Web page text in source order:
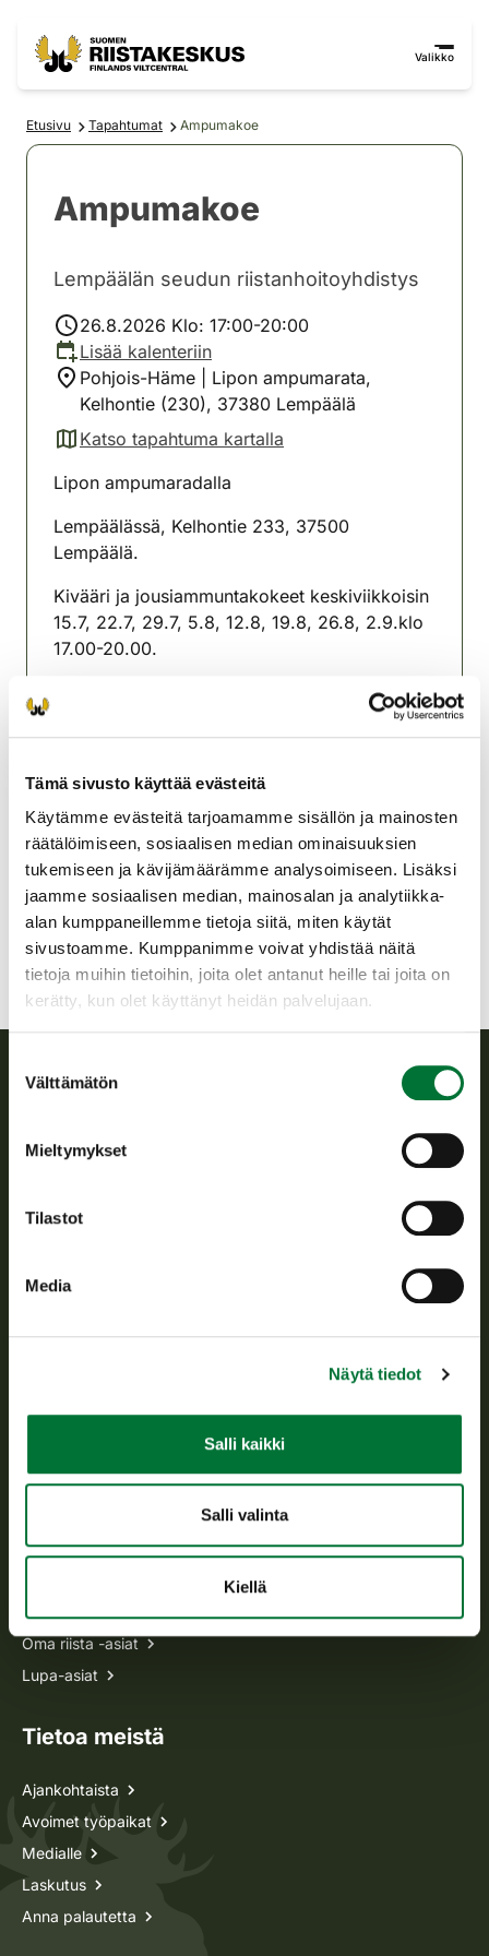
Tämä sivusto käyttää evästeitä
Käytämme evästeitä tarjoamamme sisällön ja mainosten
räätälöimiseen, sosiaalisen median ominaisuuksien
tukemiseen ja kävijämäärämme analysoimiseen. Lisäksi
jaamme sosiaalisen median, mainosalan ja analytiikka-
alan kumppaneillemme tietoja siitä, miten käytät
sivustoamme. Kumppanimme voivat yhdistää näitä
tietoja muihin tietoihin, joita olet antanut heille tai joita on
kerätty, kun olet käyttänyt heidän palvelujaan.
valinta
Välttämätön
Mieltymykset
Tilastot
Media
Näytä tiedot
Salli kaikki
Salli valinta
Kiellä
Valikko
Etusivu Tapahtumat Ampumakoe
Ampumakoe
Lempäälän seudun riistanhoitoyhdistys
26.8.2026 Klo: 17:00-20:00
Lisää kalenteriin
Pohjois-Häme | Lipon ampumarata,
Kelhontie (230), 37380 Lempäälä
Katso tapahtuma kartalla
(avautuu uuteen välilehteen)
Lipon ampumaradalla
Lempäälässä, Kelhontie 233, 37500
Lempäälä.
Kivääri ja jousiammuntakokeet keskiviikkoisin
15.7, 22.7, 29.7, 5.8, 12.8, 19.8, 26.8, 2.9.klo
17.00-20.00.
Maksu 20€/suorituskerta
Lempäälän seudun
riistanhoitoyhdistys
Pohjois-Häme
0440624642
lempaala@rhy.riista.fi
Suomen riistakeskus edistää kestävää riistataloutta, tukee
toimeenpanosta sekä vastaa sille säädetyistä julkisista
hallintotehtävistä.
Asiakaspalvelu
p. 029 431 2001
Usein kysytyt kysymykset
Kaikki yhteystiedot
Metsästyskortti-asiat
Oma riista -asiat
Lupa-asiat
Tietoa meistä
Ajankohtaista
Avoimet työpaikat
Medialle
Laskutus
Anna palautetta